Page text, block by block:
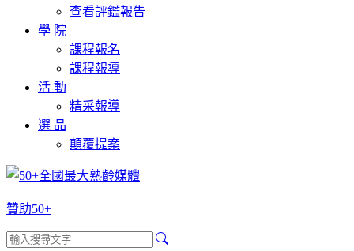
查看評鑑報告
學 院
課程報名
課程報導
活 動
精采報導
選 品
顛覆提案
贊助50+